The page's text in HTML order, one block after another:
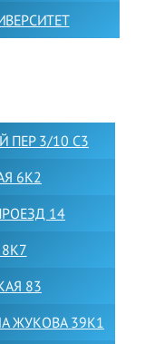
ПЕР 3/10 С3
6К2
14
83
ЖУКОВА 39К1